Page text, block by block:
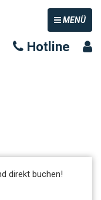
TOGGLE
MENÜ
Hotline
direkt buchen!